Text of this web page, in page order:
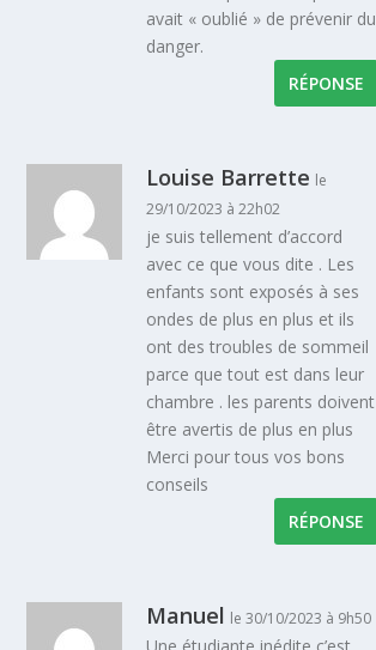
avait « oublié » de prévenir du
danger.
RÉPONSE
Louise Barrette le
29/10/2023 à 22h02
je suis tellement d’accord
avec ce que vous dite . Les
enfants sont exposés à ses
ondes de plus en plus et ils
ont des troubles de sommeil
parce que tout est dans leur
chambre . les parents doivent
être avertis de plus en plus
Merci pour tous vos bons
conseils
RÉPONSE
Manuel le 30/10/2023 à 9h50